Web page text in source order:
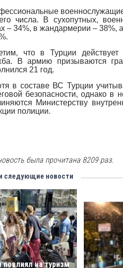
числа. В сухопутных,
– 34%, в жандармерии – 38%,
что в Турции действует
В армию призываются
21 год.
в составе ВС Турции
безопасности, однако в
Министерству
полиции.
была прочитана 8209 раз.
следующие новости
повлиял на туризм